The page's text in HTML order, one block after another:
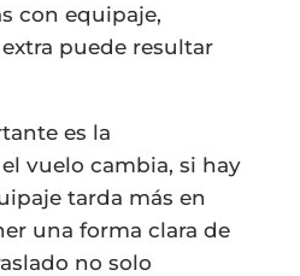
con equipaje,
puede resultar
es la
vuelo cambia, si hay
tarda más en
una forma clara de
no solo